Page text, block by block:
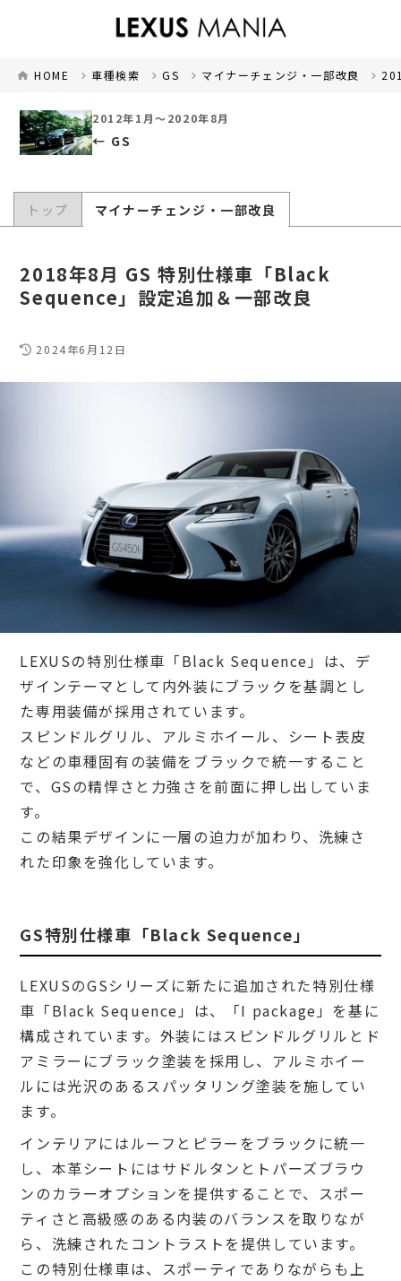
HOME 車種検索 GS マイナーチェンジ・一部改良
2012年1月～2020年8月
GS
トップ マイナーチェンジ・一部改良
2018年8月 GS 特別仕様車「Black
Sequence」設定追加＆一部改良
2024年6月12日
LEXUSの特別仕様車「Black Sequence」は、デ
ザインテーマとして内外装にブラックを基調とし
た専用装備が採用されています。
スピンドルグリル、アルミホイール、シート表皮
などの車種固有の装備をブラックで統一すること
で、GSの精悍さと力強さを前面に押し出していま
す。
この結果デザインに一層の迫力が加わり、洗練さ
れた印象を強化しています。
GS特別仕様車「Black Sequence」
LEXUSのGSシリーズに新たに追加された特別仕様
車「Black Sequence」は、「I package」を基に
構成されています。外装にはスピンドルグリルとド
アミラーにブラック塗装を採用し、アルミホイー
ルには光沢のあるスパッタリング塗装を施してい
ます。
インテリアにはルーフとピラーをブラックに統一
し、本革シートにはサドルタンとトパーズブラウ
ンのカラーオプションを提供することで、スポー
ティさと高級感のある内装のバランスを取りなが
ら、洗練されたコントラストを提供しています。
この特別仕様車は、スポーティでありながらも上